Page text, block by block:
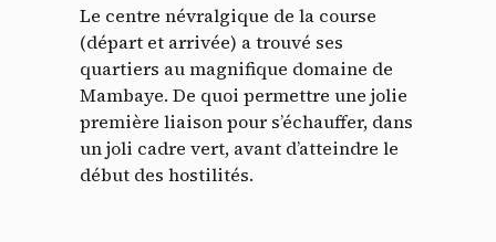
Le centre névralgique de la course
(départ et arrivée) a trouvé ses
quartiers au magnifique domaine de
Mambaye. De quoi permettre une jolie
première liaison pour s’échauffer, dans
un joli cadre vert, avant d’atteindre le
début des hostilités.